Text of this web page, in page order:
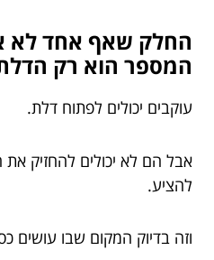
החלק שאף אחד לא
המספר הוא רק
עוקבים יכולים לפתוח דלת.
אבל הם לא יכולים להחזיק
להציע.
וזה בדיוק המקום שבו עושים